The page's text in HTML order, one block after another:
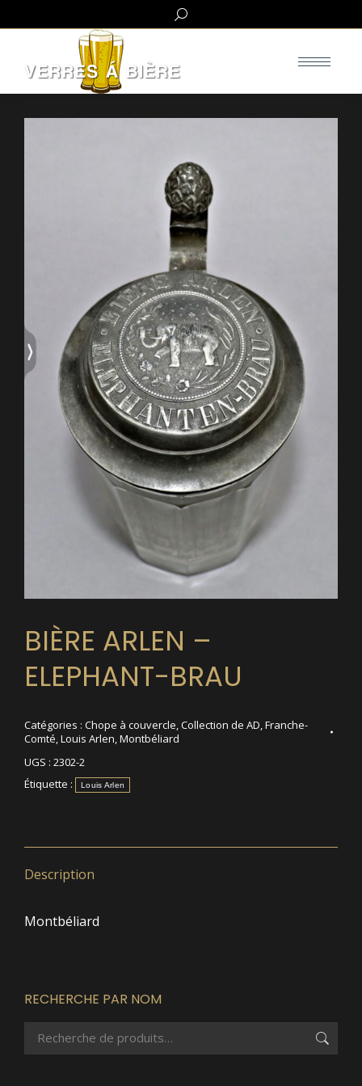
Search:
BIÈRE ARLEN –
ELEPHANT-BRAU
Catégories : Chope à couvercle,Collection de AD,Franche-
Comté,Louis Arlen,Montbéliard
UGS : 2302-2
Étiquette :
Louis Arlen
Description
Montbéliard
RECHERCHE PAR NOM